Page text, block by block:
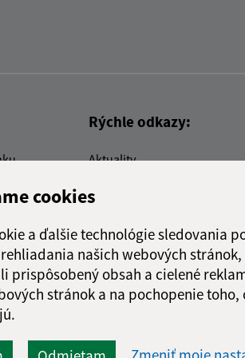
cookies
a ďalšie technológie sledovania
našich webových
prispôsobený obsah a cielené
stránok a na pochopenie
Rýchle odkazy:
Aktuality
E-služby
Triedenie odpadu
Technický prevádzkovateľ: